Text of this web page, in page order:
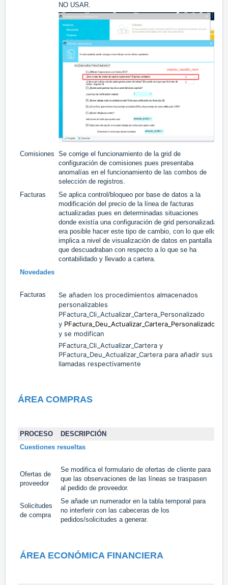
NO USAR.
Comisiones Se corrige el funcionamiento de la grid de
configuración de comisiones pues presentaba
anomalías en el funcionamiento de las combos de
selección de registros.
Facturas
Se aplica control/bloqueo por base de datos a la
modificación del precio de la línea de facturas
actualizadas pues en determinadas situaciones
donde existía una configuración de grid personalizada
era posible hacer este tipo de cambio, con lo que ello
implica a nivel de visualización de datos en pantalla
que descuadraban con respecto a lo que se ha
contabilidado y llevado a cartera.
Novedades
Facturas
Se añaden los procedimientos almacenados
personalizables
PFactura_Cli_Actualizar_Cartera_Personalizado
y PFactura_Deu_Actualizar_Cartera_Personalizado
y se modifican
PFactura_Cli_Actualizar_Cartera y
PFactura_Deu_Actualizar_Cartera para añadir sus
llamadas respectivamente
ÁREA COMPRAS
PROCESO DESCRIPCIÓN
Cuestiones resueltas
Ofertas de
proveedor
Se modifica el formulario de ofertas de cliente para
que las observaciones de las líneas se traspasen
al pedido de proveedor.
Solicitudes
de compra
Se añade un numerador en la tabla temporal para
no interferir con las cabeceras de los
pedidos/solicitudes a generar.
ÁREA ECONÓMICA FINANCIERA